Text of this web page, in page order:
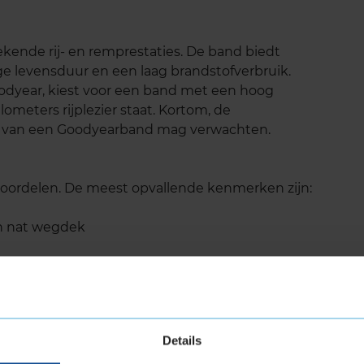
Details
rij- en remprestaties. De band biedt
levensduur en een laag brandstofverbruik.
kiest voor een band met een hoog
rijplezier staat. Kortom, de
een Goodyearband mag verwachten.
De meest opvallende kenmerken zijn:
nat wegdek
en de portemonnee